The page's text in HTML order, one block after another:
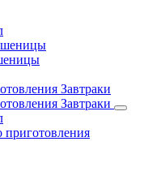
Завтраки
Завтраки